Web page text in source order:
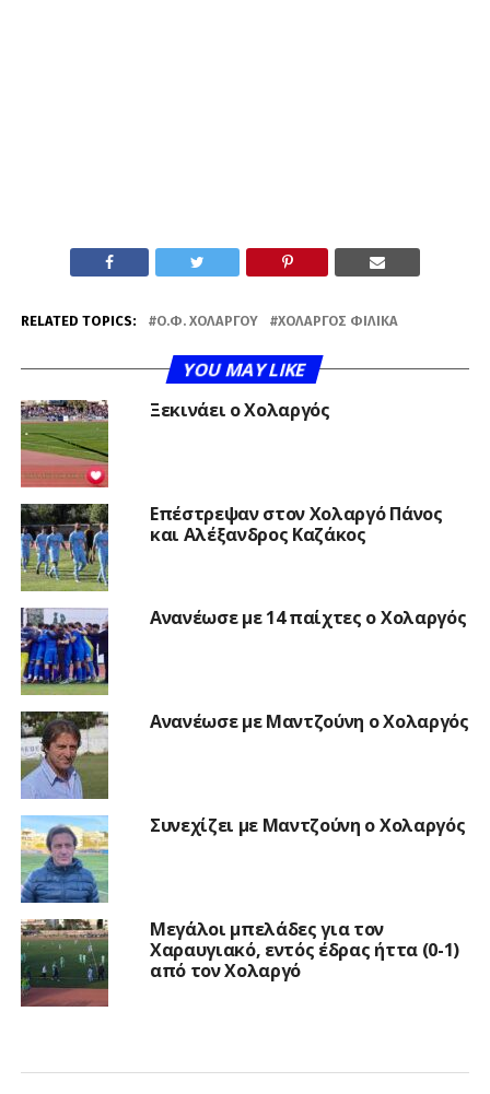
RELATED TOPICS: Ο.Φ. ΧΟΛΑΡΓΟΎ ΧΟΛΑΡΓΌΣ ΦΙΛΙΚΆ
YOU MAY LIKE
Ξεκινάει ο Χολαργός
Επέστρεψαν στον Χολαργό Πάνος
και Αλέξανδρος Καζάκος
Ανανέωσε με 14 παίχτες ο Χολαργός
Ανανέωσε με Μαντζούνη ο Χολαργός
Συνεχίζει με Μαντζούνη ο Χολαργός
Μεγάλοι μπελάδες για τον
Χαραυγιακό, εντός έδρας ήττα (0-1)
από τον Χολαργό